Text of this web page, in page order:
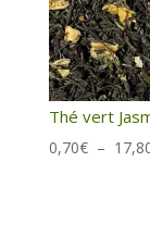
Thé vert
0,70€ –